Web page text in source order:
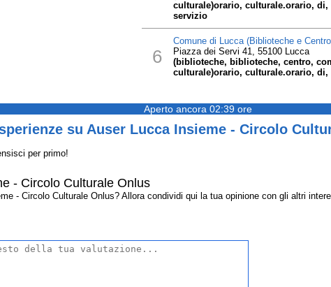
culturale)orario, culturale.orario,
servizio
6
Comune di Lucca (Biblioteche e
Piazza dei Servi 41, 55100 Lucca
(biblioteche, biblioteche, centro,
culturale)orario, culturale.orario,
Aperto ancora 02:39 ore
su Auser Lucca Insieme - Circolo
per primo!
- Circolo Culturale Onlus
- Circolo Culturale Onlus? Allora condividi qui la tua opinione con gli altri